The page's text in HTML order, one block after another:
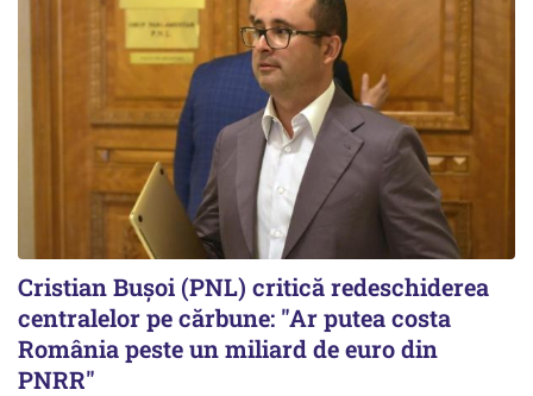
Cristian Bușoi (PNL) critică redeschiderea
centralelor pe cărbune: "Ar putea costa
România peste un miliard de euro din
PNRR"